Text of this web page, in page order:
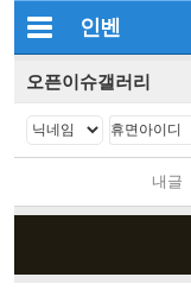
인벤
오픈이슈갤러리
내글